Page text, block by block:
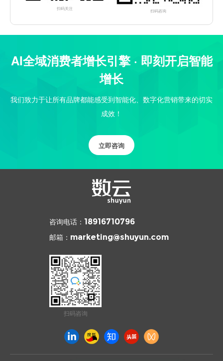
扫码关注 扫码咨询
AI全域消费者增长引擎 · 即刻开启智能
增长
我们致力于让所有品牌都能感受到智能化、数字化营销带来的切实
成效！
立即咨询
咨询电话： 18916710796
邮箱： marketing@shuyun.com
扫码咨询